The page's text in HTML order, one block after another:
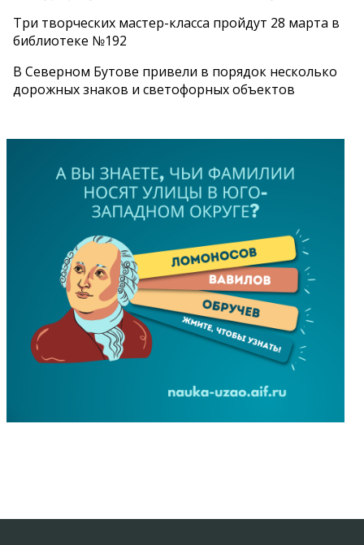
Три творческих мастер-класса пройдут 28 марта в
библиотеке №192
В Северном Бутове привели в порядок несколько
дорожных знаков и светофорных объектов